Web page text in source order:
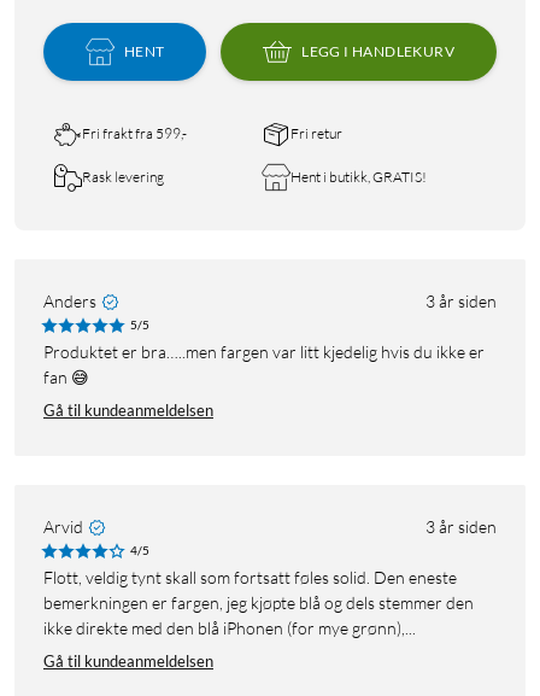
HENT LEGG I HANDLEKURV
Fri frakt fra 599,- Fri retur
Rask levering Hent i butikk, GRATIS!
Anders 3 år siden
5/5
Produktet er bra…..men fargen var litt kjedelig hvis du ikke er
fan 😅
Gå til kundeanmeldelsen
Arvid 3 år siden
4/5
Flott, veldig tynt skall som fortsatt føles solid. Den eneste
bemerkningen er fargen, jeg kjøpte blå og dels stemmer den
ikke direkte med den blå iPhonen (for mye grønn),...
Gå til kundeanmeldelsen